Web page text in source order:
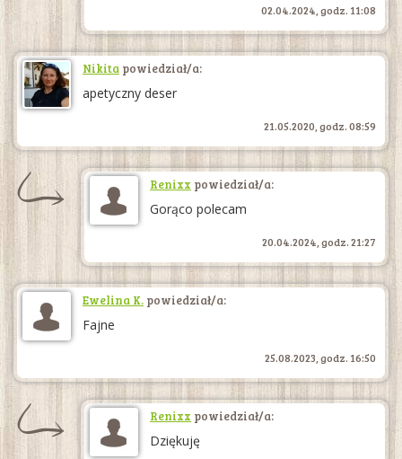
02.04.2024, godz. 11:08
Nikita powiedział/a:
apetyczny deser
21.05.2020, godz. 08:59
Renixx powiedział/a:
Gorąco polecam
20.04.2024, godz. 21:27
Ewelina K. powiedział/a:
Fajne
25.08.2023, godz. 16:50
Renixx powiedział/a:
Dziękuję